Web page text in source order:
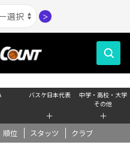
＞
バスケ日本代表
＋
中学・高校・大学
その他
＋
順位 スタッツ クラブ